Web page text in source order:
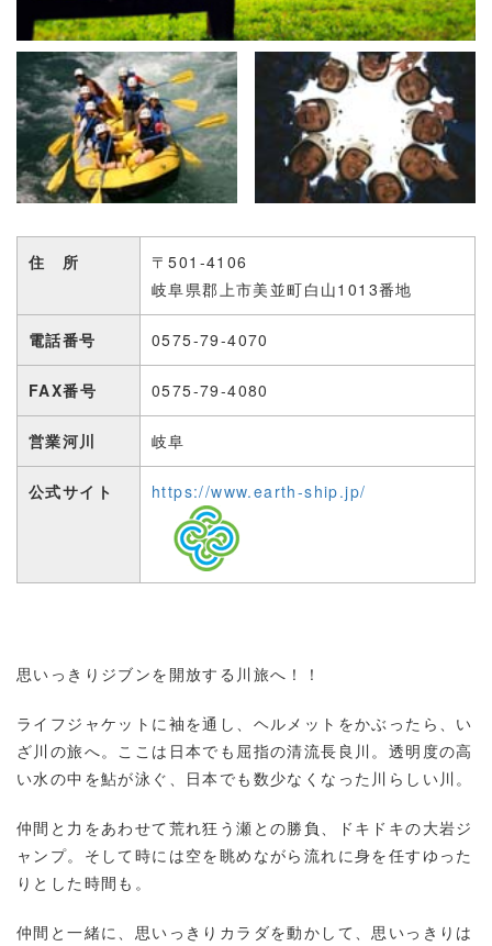
住 所
〒501-4106
岐阜県郡上市美並町白山1013番地
電話番号 0575-79-4070
FAX番号 0575-79-4080
営業河川 岐阜
公式サイト https://www.earth-ship.jp/
思いっきりジブンを開放する川旅へ！！
ライフジャケットに袖を通し、ヘルメットをかぶったら、い
ざ川の旅へ。ここは日本でも屈指の清流長良川。透明度の高
い水の中を鮎が泳ぐ、日本でも数少なくなった川らしい川。
仲間と力をあわせて荒れ狂う瀬との勝負、ドキドキの大岩ジ
ャンプ。そして時には空を眺めながら流れに身を任すゆった
りとした時間も。
仲間と一緒に、思いっきりカラダを動かして、思いっきりは